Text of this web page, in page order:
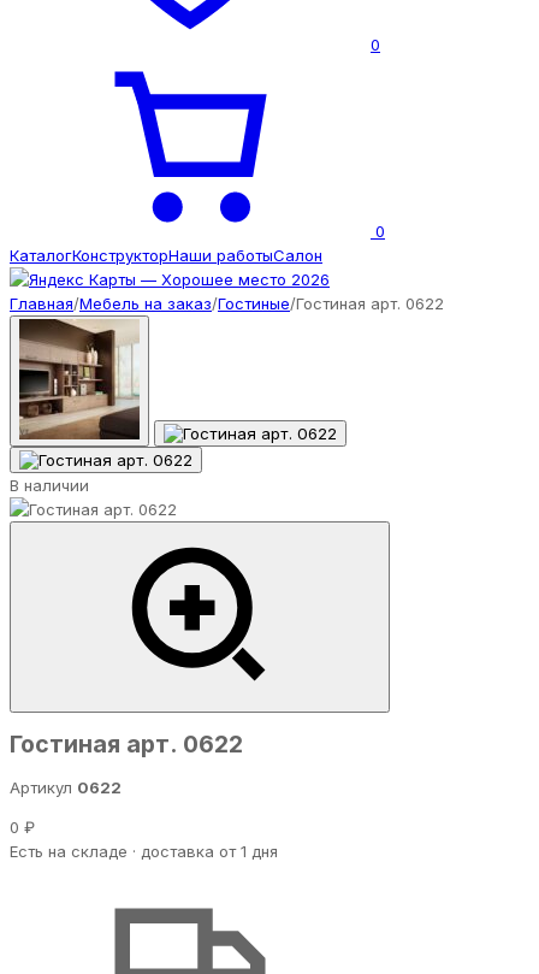
0
0
КаталогКонструкторНаши работыСалон
Главная/Мебель на заказ/Гостиные/Гостиная арт. 0622
В наличии
Гостиная арт. 0622
Артикул 0622
0 ₽
Есть на складе · доставка от 1 дня